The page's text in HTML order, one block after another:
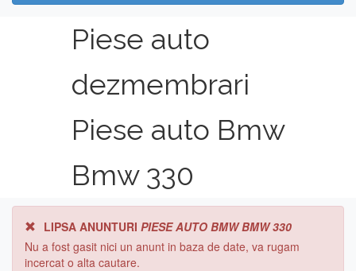
Piese auto
dezmembrari
Piese auto Bmw
Bmw 330
LIPSA ANUNTURI PIESE AUTO BMW BMW 330
Nu a fost gasit nici un anunt in baza de date, va rugam
incercat o alta cautare.